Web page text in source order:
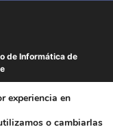
de Informática de
experiencia en
o cambiarlas